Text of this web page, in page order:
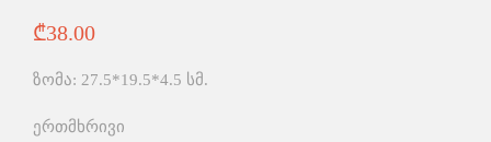
₾38.00
ზომა: 27.5*19.5*4.5 სმ.
ერთმხრივი